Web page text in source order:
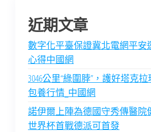
近期文章
數字化平臺保證冀北電網平安
心得中國網
3046公里“綠圍脖”，護好塔克
包養行情_中國網
諾伊爾上陣為德國守秀傳醫院
世界杯首戰德派可首發